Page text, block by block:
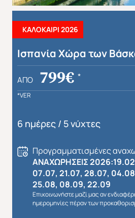
Απευθείας απο Ηράκλειο
ΚΑΛΟΚΑΙΡΙ 2026
Ισπανία Χώρα των
ΑΠΌ 799€ *
*VER
6 ημέρες / 5 νύχτες
Προγραμματισμένες
ΑΝΑΧΩΡΗΣΕΙΣ
07.07, 21.07, 28.07,
25.08, 08.09, 22.09
Επικοινωνήστε μαζί μας αν
ημερομηνίες πέραν των